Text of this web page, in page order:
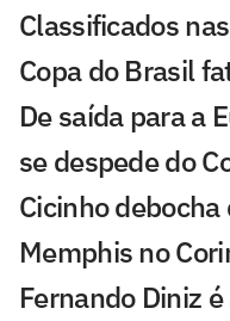
Classificados
Copa do Brasil
De saída para a
se despede do
Cicinho
Memphis no
Fernando Diniz